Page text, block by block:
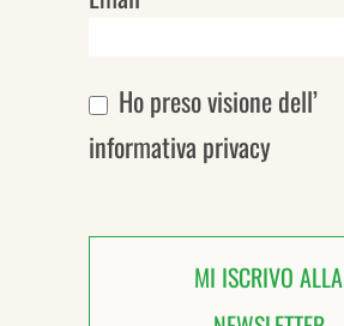
Ho preso visione dell’
informativa privacy
MI ISCRIVO ALLA